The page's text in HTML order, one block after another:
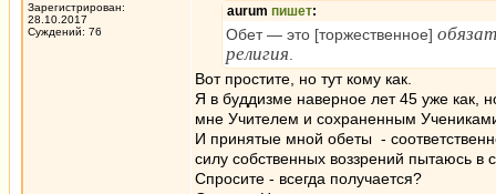
Зарегистрирован:
28.10.2017
Суждений: 76
aurum пишет:
Обет — это [торжественное]
религия
Вот простите, но тут кому как.
Я в буддизме наверное лет 45 уже как,
мне Учителем и сохраненным
И принятые мной обеты -
силу собственных воззрений пытаюсь в
Спросите - всегда получается?